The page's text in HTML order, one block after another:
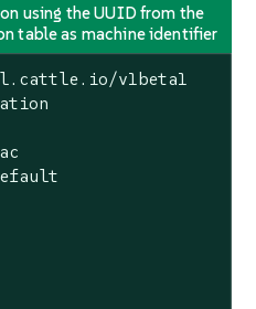
using the UUID from the
table as machine identifier
v1beta1